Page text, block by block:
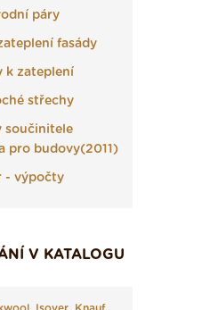
páry
fasády
k zateplení
střechy
součinitele
pro budovy(2011)
- výpočty
V KATALOGU